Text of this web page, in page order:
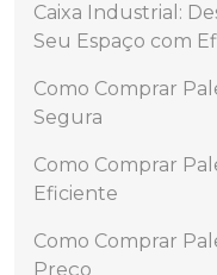
Caixa Industrial:
Seu Espaço com
Como Comprar
Segura
Como Comprar
Eficiente
Como Comprar
Preço